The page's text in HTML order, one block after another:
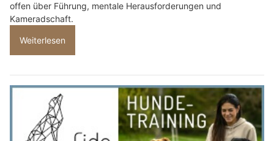
offen über Führung, mentale Herausforderungen und
Kameradschaft.
Weiterlesen